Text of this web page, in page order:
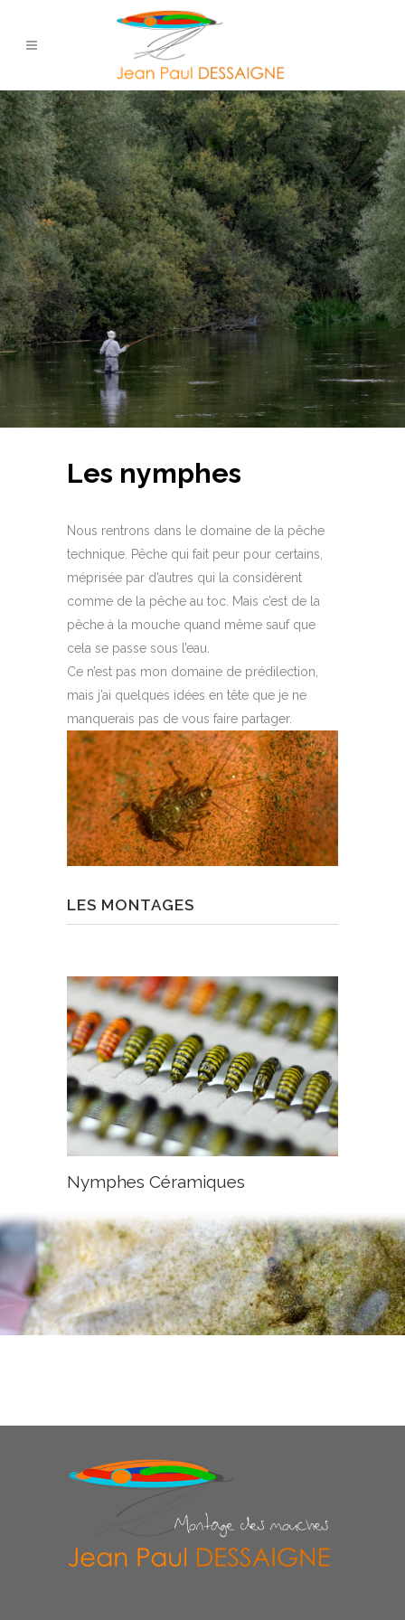
Les nymphes
Nous rentrons dans le domaine de la pêche
technique. Pêche qui fait peur pour certains,
méprisée par d’autres qui la considèrent
comme de la pêche au toc. Mais c’est de la
pêche à la mouche quand même sauf que
cela se passe sous l’eau.
Ce n’est pas mon domaine de prédilection,
mais j’ai quelques idées en tête que je ne
manquerais pas de vous faire partager.
LES MONTAGES
Nymphes Céramiques